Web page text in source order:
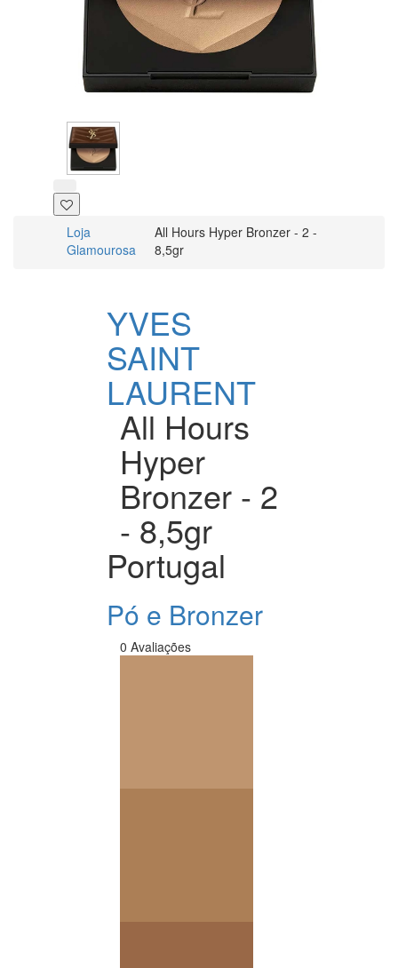
Loja
Glamourosa
All Hours Hyper Bronzer - 2 -
8,5gr
YVES
SAINT
LAURENT
All Hours
Hyper
Bronzer - 2
- 8,5gr
Portugal
Pó e Bronzer
0 Avaliações